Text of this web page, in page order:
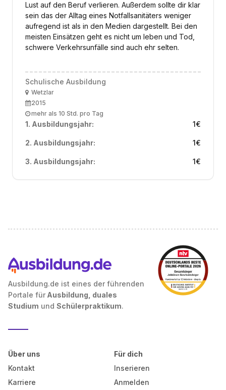
Lust auf den Beruf verlieren. Außerdem sollte dir klar
sein das der Alltag eines Notfallsanitäters weniger
aufregend ist als in den Medien dargestellt. Bei den
meisten Einsätzen geht es nicht um leben und Tod,
schwere Verkehrsunfälle sind auch ehr selten.
Schulische Ausbildung
OrtWetzlar
Ausbildungsbeginn
2015
Arbeitszeit
mehr als 10 Std. pro Tag
1. Ausbildungsjahr: 1€
2. Ausbildungsjahr: 1€
3. Ausbildungsjahr: 1€
Ausbildung.de ist eines der führenden
Portale für Ausbildung, duales
Studium und Schülerpraktikum.
Über uns
Kontakt
Karriere
Für dich
Inserieren
Anmelden